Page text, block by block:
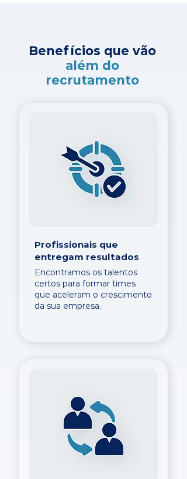
Benefícios que vão
além do
recrutamento
Profissionais que
entregam resultados
Encontramos os talentos
certos para formar times
que aceleram o crescimento
da sua empresa.